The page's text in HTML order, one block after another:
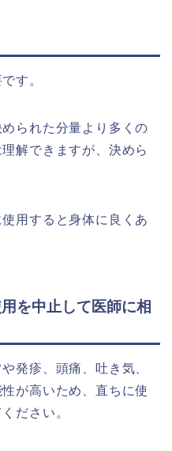
す。
られた分量より多くの
解できますが、決めら
用すると身体に良くあ
を中止して医師に相
発疹、頭痛、吐き気、
が高いため、直ちに使
ださい。